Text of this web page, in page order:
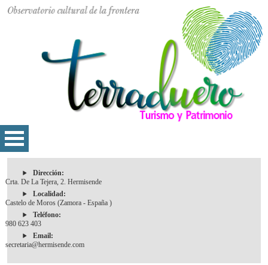
Dirección:
Crta. De La Tejera, 2. Hermisende
Localidad:
Castelo de Moros (Zamora - España )
Teléfono:
980 623 403
Email:
secretaria@hermisende.com